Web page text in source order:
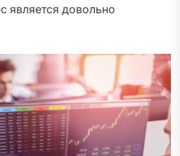
является довольно